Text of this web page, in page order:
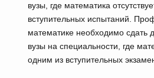
вузы, где математика
вступительных испытаний.
математике необходимо сдать
вузы на специальности, где
одним из вступительных